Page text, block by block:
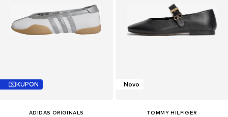
KUPON
ADIDAS ORIGINALS
Novo
TOMMY HILFIGER